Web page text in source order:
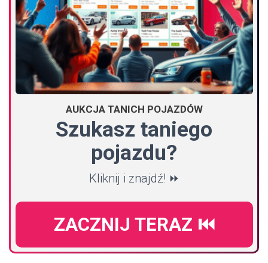
AUKCJA TANICH POJAZDÓW
Szukasz taniego
pojazdu?
Kliknij i znajdź! ⏩
ZACZNIJ TERAZ ⏮️